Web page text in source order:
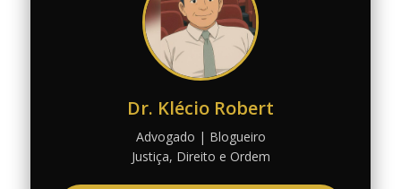
Dr. Klécio Robert
Advogado | Blogueiro
Justiça, Direito e Ordem